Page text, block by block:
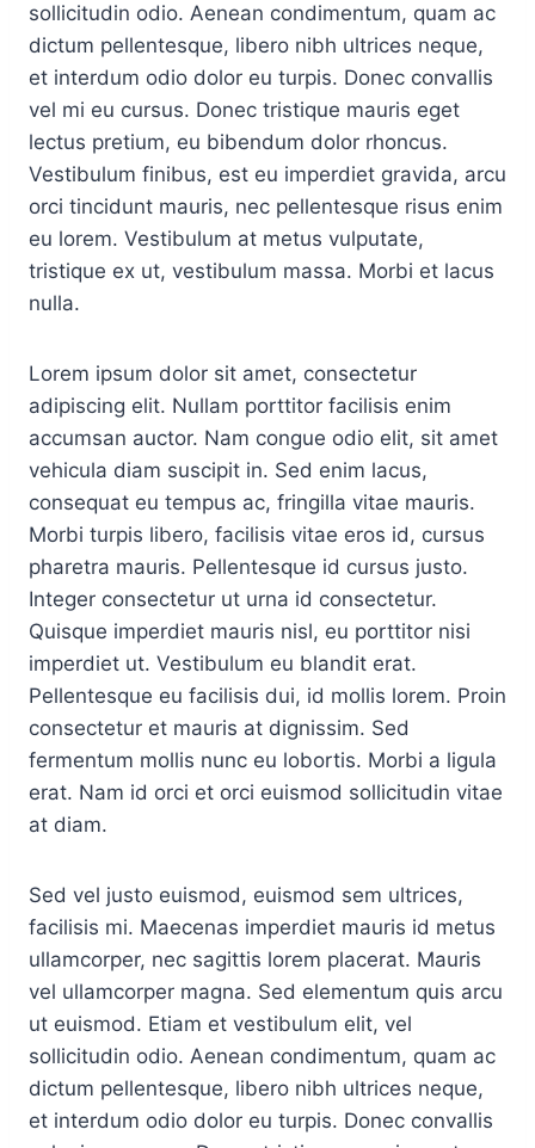
sollicitudin odio. Aenean condimentum, quam ac
dictum pellentesque, libero nibh ultrices neque,
et interdum odio dolor eu turpis. Donec convallis
vel mi eu cursus. Donec tristique mauris eget
lectus pretium, eu bibendum dolor rhoncus.
Vestibulum finibus, est eu imperdiet gravida, arcu
orci tincidunt mauris, nec pellentesque risus enim
eu lorem. Vestibulum at metus vulputate,
tristique ex ut, vestibulum massa. Morbi et lacus
nulla.
Lorem ipsum dolor sit amet, consectetur
adipiscing elit. Nullam porttitor facilisis enim
accumsan auctor. Nam congue odio elit, sit amet
vehicula diam suscipit in. Sed enim lacus,
consequat eu tempus ac, fringilla vitae mauris.
Morbi turpis libero, facilisis vitae eros id, cursus
pharetra mauris. Pellentesque id cursus justo.
Integer consectetur ut urna id consectetur.
Quisque imperdiet mauris nisl, eu porttitor nisi
imperdiet ut. Vestibulum eu blandit erat.
Pellentesque eu facilisis dui, id mollis lorem. Proin
consectetur et mauris at dignissim. Sed
fermentum mollis nunc eu lobortis. Morbi a ligula
erat. Nam id orci et orci euismod sollicitudin vitae
at diam.
Sed vel justo euismod, euismod sem ultrices,
facilisis mi. Maecenas imperdiet mauris id metus
ullamcorper, nec sagittis lorem placerat. Mauris
vel ullamcorper magna. Sed elementum quis arcu
ut euismod. Etiam et vestibulum elit, vel
sollicitudin odio. Aenean condimentum, quam ac
dictum pellentesque, libero nibh ultrices neque,
et interdum odio dolor eu turpis. Donec convallis